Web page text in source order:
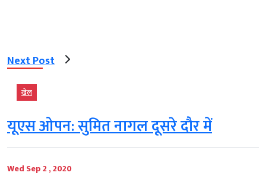
Next Post
खेल
यूएस ओपन: सुमित नागल दूसरे दौर में
Wed Sep 2 , 2020